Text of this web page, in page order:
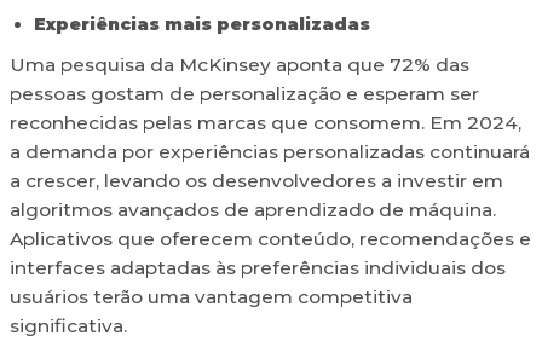
Experiências mais personalizadas
Uma pesquisa da McKinsey aponta que 72% das
pessoas gostam de personalização e esperam ser
reconhecidas pelas marcas que consomem. Em 2024,
a demanda por experiências personalizadas continuará
a crescer, levando os desenvolvedores a investir em
algoritmos avançados de aprendizado de máquina.
Aplicativos que oferecem conteúdo, recomendações e
interfaces adaptadas às preferências individuais dos
usuários terão uma vantagem competitiva
significativa.